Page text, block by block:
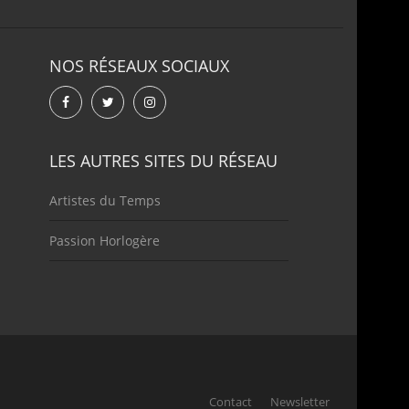
NOS RÉSEAUX SOCIAUX
LES AUTRES SITES DU RÉSEAU
Artistes du Temps
Passion Horlogère
Contact Newsletter